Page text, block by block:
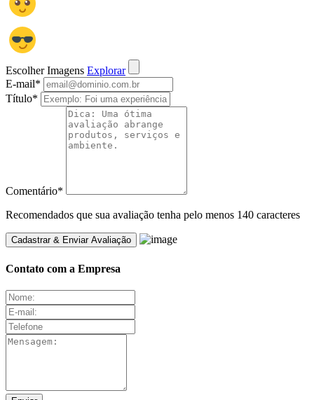
Escolher Imagens Explorar
E-mail*
Título*
Comentário*
Recomendados que sua avaliação tenha pelo menos 140 caracteres
Contato com a Empresa